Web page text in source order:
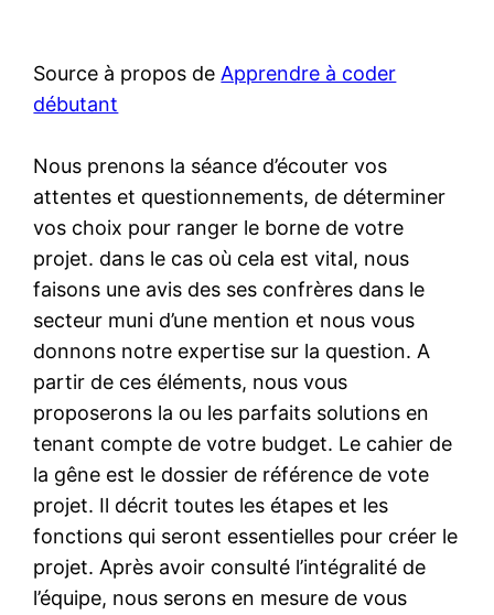
Source à propos de Apprendre à coder
débutant
Nous prenons la séance d’écouter vos
attentes et questionnements, de déterminer
vos choix pour ranger le borne de votre
projet. dans le cas où cela est vital, nous
faisons une avis des ses confrères dans le
secteur muni d’une mention et nous vous
donnons notre expertise sur la question. A
partir de ces éléments, nous vous
proposerons la ou les parfaits solutions en
tenant compte de votre budget. Le cahier de
la gêne est le dossier de référence de vote
projet. Il décrit toutes les étapes et les
fonctions qui seront essentielles pour créer le
projet. Après avoir consulté l’intégralité de
l’équipe, nous serons en mesure de vous